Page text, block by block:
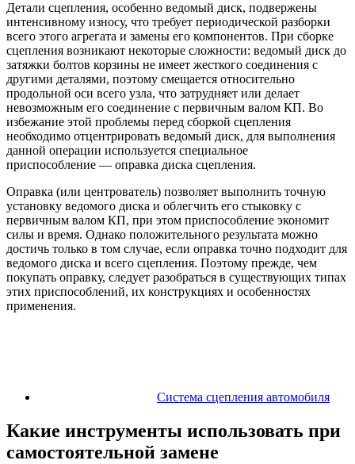
Детали сцепления, особенно ведомый диск, подвержены
интенсивному износу, что требует периодической разборки
всего этого агрегата и замены его компонентов. При сборке
сцепления возникают некоторые сложности: ведомый диск до
затяжки болтов корзины не имеет жесткого соединения с
другими деталями, поэтому смещается относительно
продольной оси всего узла, что затрудняет или делает
невозможным его соединение с первичным валом КП. Во
избежание этой проблемы перед сборкой сцепления
необходимо отцентрировать ведомый диск, для выполнения
данной операции используется специальное
приспособление — оправка диска сцепления.
Оправка (или центрователь) позволяет выполнить точную
установку ведомого диска и облегчить его стыковку с
первичным валом КП, при этом приспособление экономит
силы и время. Однако положительного результата можно
достичь только в том случае, если оправка точно подходит для
ведомого диска и всего сцепления. Поэтому прежде, чем
покупать оправку, следует разобраться в существующих типах
этих приспособлений, их конструкциях и особенностях
применения.
Система сцепления автомобиля
Какие инструменты использовать при
самостоятельной замене